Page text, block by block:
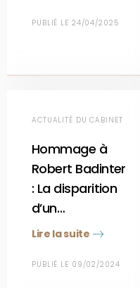
PUBLIÉ LE 24/04/2025
ACTUALITÉ DU CABINET
Hommage à
Robert Badinter
: La disparition
d’un…
Lire la suite
PUBLIÉ LE 09/02/2024